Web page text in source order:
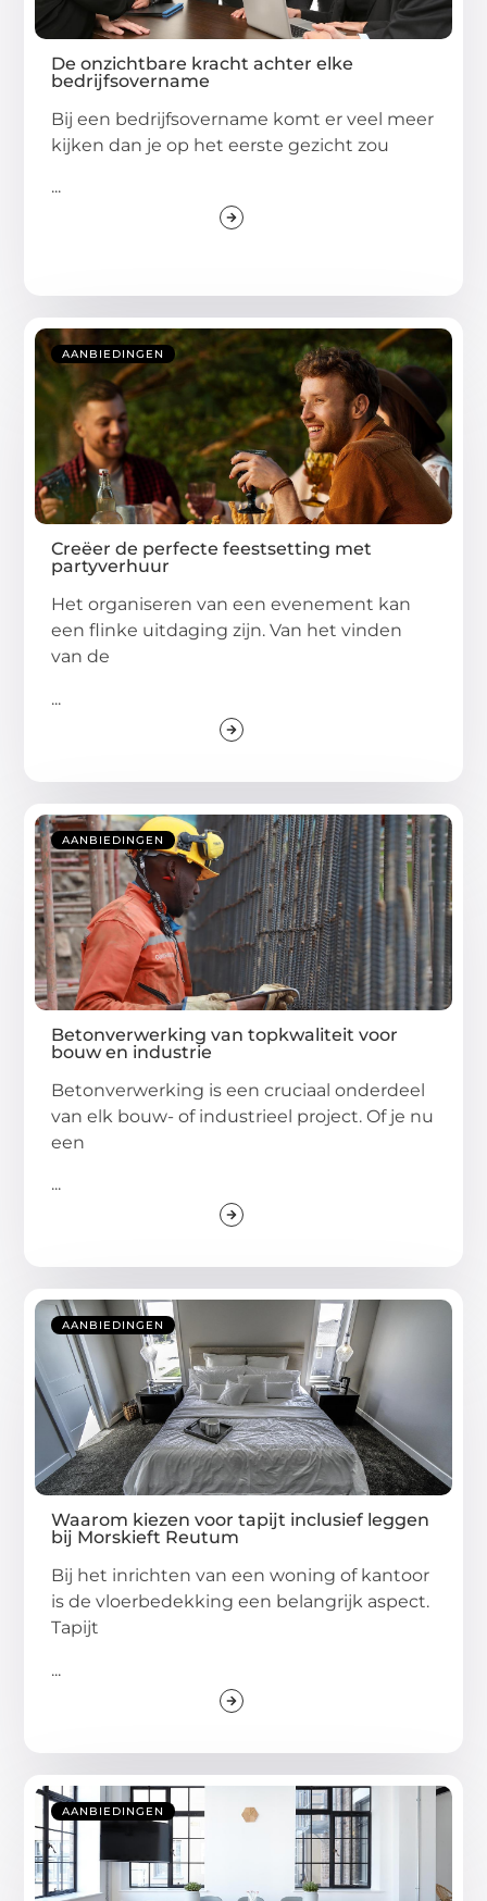
De onzichtbare kracht achter elke
bedrijfsovername
Bij een bedrijfsovername komt er veel meer
kijken dan je op het eerste gezicht zou
...
AANBIEDINGEN
Creëer de perfecte feestsetting met
partyverhuur
Het organiseren van een evenement kan
een flinke uitdaging zijn. Van het vinden
van de
...
AANBIEDINGEN
Betonverwerking van topkwaliteit voor
bouw en industrie
Betonverwerking is een cruciaal onderdeel
van elk bouw- of industrieel project. Of je nu
een
...
AANBIEDINGEN
Waarom kiezen voor tapijt inclusief leggen
bij Morskieft Reutum
Bij het inrichten van een woning of kantoor
is de vloerbedekking een belangrijk aspect.
Tapijt
...
AANBIEDINGEN